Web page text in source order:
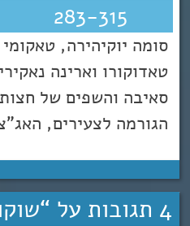
283-315
סומה יוקיהירה,
טאדוקורו וארינה
סאיבה והשפים של
הגורמה לצעירים,
4 תגובות על “